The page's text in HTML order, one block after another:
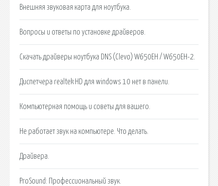
Внешняя звуковая карта для ноутбука.
Вопросы и ответы по установке драйверов.
Скачать драйверы ноутбука DNS (Clevo) W650EH / W650EH-2.
Диспетчера realtek HD для windows 10 нет в панели.
Компьютерная помощь и советы для вашего.
Не работает звук на компьютере. Что делать.
Драйвера.
ProSound: Профессиональный звук.